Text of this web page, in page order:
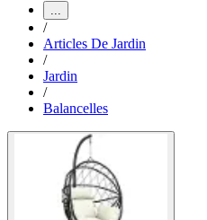
...
/
Articles De Jardin
/
Jardin
/
Balancelles